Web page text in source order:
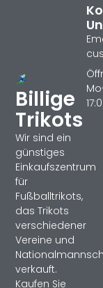
Billige
Trikots
Wir sind ein
günstiges
Einkaufszentrum
für
Fußballtrikots,
das Trikots
verschiedener
Vereine und
verkauft.
Kaufen Sie